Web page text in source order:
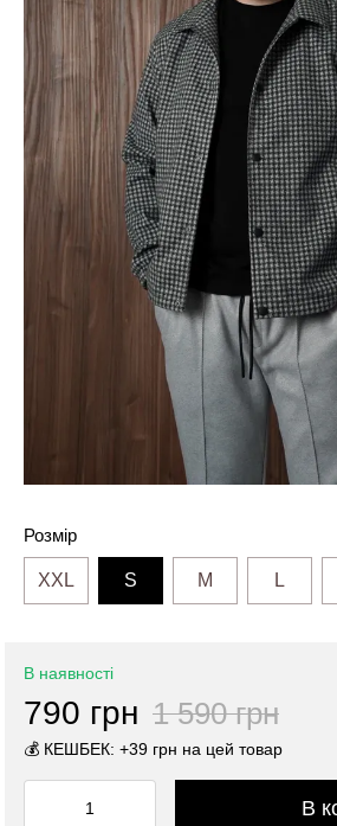
Розмір
XXL S M L
В наявності
790 грн 1 590 грн
💰 КЕШБЕК: +39 грн на цей товар
В